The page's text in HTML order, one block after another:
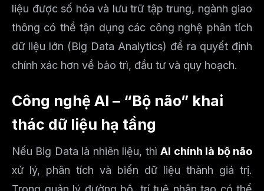
liệu được số hóa và lưu trữ tập trung, ngành giao
thông có thể tận dụng các công nghệ phân tích
dữ liệu lớn (Big Data Analytics) để ra quyết định
chính xác hơn về bảo trì, đầu tư và quy hoạch.
Công nghệ AI – “Bộ não” khai
thác dữ liệu hạ tầng
Nếu Big Data là nhiên liệu, thìAI chính là bộ não
xử lý, phân tích và biến dữ liệu thành giá trị.